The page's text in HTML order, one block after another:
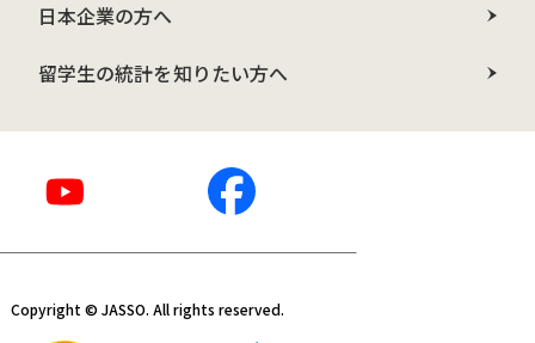
日本企業の方へ
留学生の統計を知りたい方へ
Copyright © JASSO. All rights reserved.